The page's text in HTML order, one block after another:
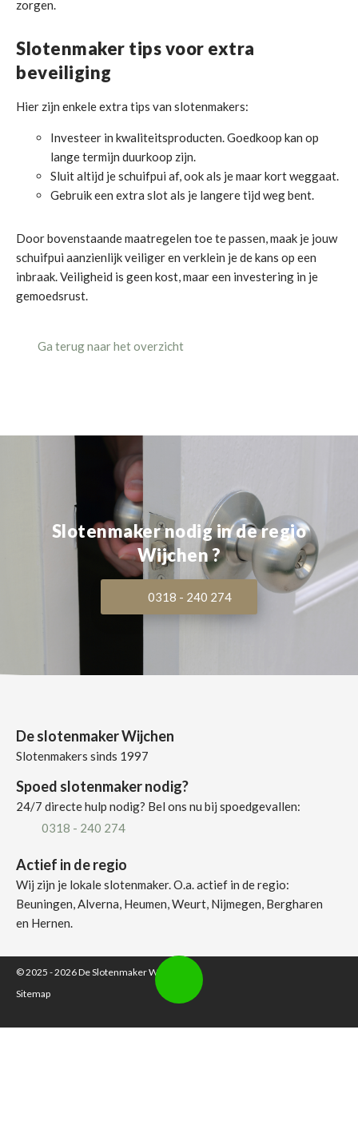
zorgen.
Slotenmaker tips voor extra
beveiliging
Hier zijn enkele extra tips van slotenmakers:
Investeer in kwaliteitsproducten. Goedkoop kan op
lange termijn duurkoop zijn.
Sluit altijd je schuifpui af, ook als je maar kort weggaat.
Gebruik een extra slot als je langere tijd weg bent.
Door bovenstaande maatregelen toe te passen, maak je jouw
schuifpui aanzienlijk veiliger en verklein je de kans op een
inbraak. Veiligheid is geen kost, maar een investering in je
gemoedsrust.
Ga terug naar het overzicht
Slotenmaker nodig in de regio
Wijchen ?
0318 - 240 274
De slotenmaker Wijchen
Slotenmakers sinds 1997
Spoed slotenmaker nodig?
24/7 directe hulp nodig? Bel ons nu bij spoedgevallen:
0318 - 240 274
Actief in de regio
Wij zijn je lokale slotenmaker. O.a. actief in de regio:
Beuningen, Alverna, Heumen, Weurt, Nijmegen, Bergharen
en Hernen.
© 2025 - 2026De Slotenmaker Wijchen
Sitemap